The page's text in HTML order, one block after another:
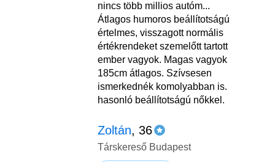
nincs több millios autóm...
Átlagos humoros beállítotságú
értelmes, visszagott normális
értékrendeket szemelőtt tartott
ember vagyok. Magas vagyok
185cm átlagos. Szívsesen
ismerkednék komolyabban is.
hasonló beállítotságú nőkkel.
Zoltán, 36
Társkereső Budapest